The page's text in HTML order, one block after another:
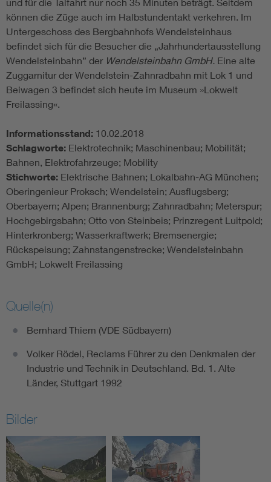
und für die Talfahrt nur noch 35 Minuten beträgt. Seitdem
können die Züge auch im Halbstundentakt verkehren. Im
Untergeschoss des Bergbahnhofs Wendelsteinhaus
befindet sich für die Besucher die „Jahrhundertausstellung
Wendelsteinbahn” der Wendelsteinbahn GmbH. Eine alte
Zuggarnitur der Wendelstein-Zahnradbahn mit Lok 1 und
Beiwagen 3 befindet sich heute im Museum »Lokwelt
Freilassing«.
Informationsstand: 10.02.2018
Schlagworte: Elektrotechnik; Maschinenbau; Mobilität;
Bahnen, Elektrofahrzeuge; Mobility
Stichworte: Elektrische Bahnen; Lokalbahn-AG München;
Oberingenieur Proksch; Wendelstein; Ausflugsberg;
Oberbayern; Alpen; Brannenburg; Zahnradbahn; Meterspur;
Hochgebirgsbahn; Otto von Steinbeis; Prinzregent Luitpold;
Hinterkronberg; Wasserkraftwerk; Bremsenergie;
Rückspeisung; Zahnstangenstrecke; Wendelsteinbahn
GmbH; Lokwelt Freilassing
Quelle(n)
Bernhard Thiem (VDE Südbayern)
Volker Rödel, Reclams Führer zu den Denkmalen der
Industrie und Technik in Deutschland. Bd. 1. Alte
Länder, Stuttgart 1992
Bilder